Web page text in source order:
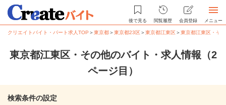
後で見る 閲覧履歴 会員登録 メニュー
クリエイトバイト・パート求人TOP ＞東京都＞東京都23区＞東京都江東区＞東京都江東区・そ
東京都江東区・その他のバイト・求人情報（2
ページ目）
検索条件の設定